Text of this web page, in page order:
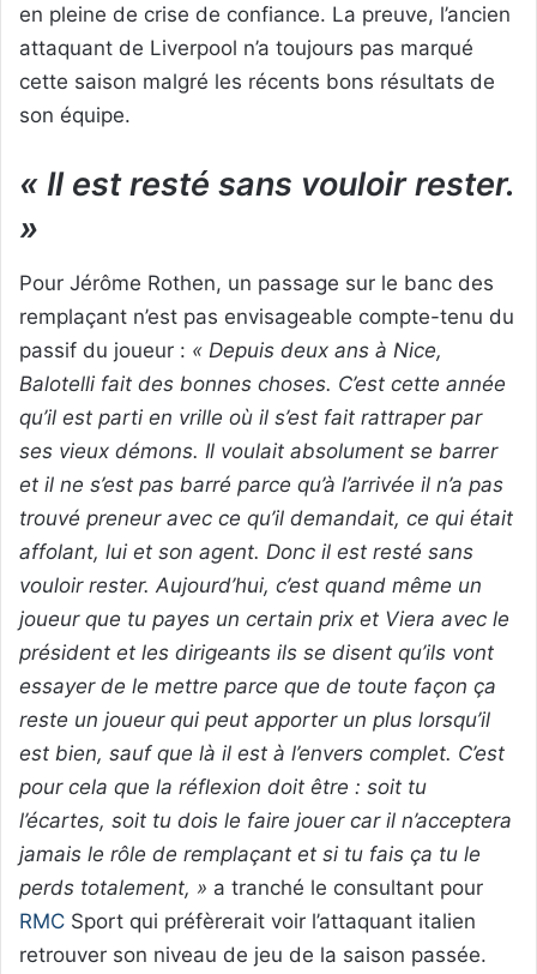
en pleine de crise de confiance. La preuve, l’ancien
attaquant de Liverpool n’a toujours pas marqué
cette saison malgré les récents bons résultats de
son équipe.
« Il est resté sans vouloir rester.
»
Pour Jérôme Rothen, un passage sur le banc des
remplaçant n’est pas envisageable compte-tenu du
passif du joueur : « Depuis deux ans à Nice,
Balotelli fait des bonnes choses. C’est cette année
qu’il est parti en vrille où il s’est fait rattraper par
ses vieux démons. Il voulait absolument se barrer
et il ne s’est pas barré parce qu’à l’arrivée il n’a pas
trouvé preneur avec ce qu’il demandait, ce qui était
affolant, lui et son agent. Donc il est resté sans
vouloir rester. Aujourd’hui, c’est quand même un
joueur que tu payes un certain prix et Viera avec le
président et les dirigeants ils se disent qu’ils vont
essayer de le mettre parce que de toute façon ça
reste un joueur qui peut apporter un plus lorsqu’il
est bien, sauf que là il est à l’envers complet. C’est
pour cela que la réflexion doit être : soit tu
l’écartes, soit tu dois le faire jouer car il n’acceptera
jamais le rôle de remplaçant et si tu fais ça tu le
perds totalement, » a tranché le consultant pour
RMC Sport qui préfèrerait voir l’attaquant italien
retrouver son niveau de jeu de la saison passée.